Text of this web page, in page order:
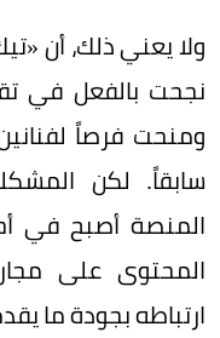
ولا يعني ذلك، أن
نجحت بالفعل في
ومنحت فرصاً
سابقاً. لكن
المنصة أصبح في
المحتوى على
ارتباطه بجودة ما